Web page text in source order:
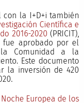
la I+D+i también
Científica e
2016-2020 (PRICIT),
fue aprobado por el
Comunidad a la
Este documento
la inversión de 420
Noche Europea de los